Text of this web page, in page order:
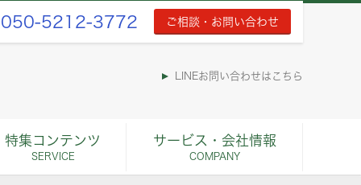
050-5212-3772 ご相談・お問い合わせ
LINEお問い合わせはこちら
特集コンテンツ
SERVICE
サービス・会社情報
COMPANY